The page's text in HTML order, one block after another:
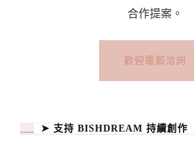
合作提案。
歡迎電郵洽詢
➤ 支持 BISHDREAM 持續創作